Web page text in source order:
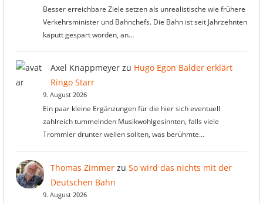
Besser erreichbare Ziele setzen als unrealistische wie frühere
Verkehrsminister und Bahnchefs. Die Bahn ist seit Jahrzehnten
kaputt gespart worden, an…
Axel Knappmeyerzu Hugo Egon Balder erklärt
Ringo Starr
9. August 2026
Ein paar kleine Ergänzungen für die hier sich eventuell
zahlreich tummelnden Musikwohlgesinnten, falls viele
Trommler drunter weilen sollten, was berühmte…
Thomas Zimmerzu So wird das nichts mit der
Deutschen Bahn
9. August 2026